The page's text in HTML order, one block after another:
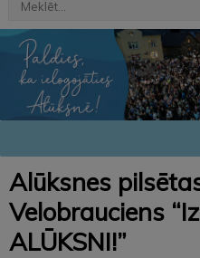
Alūksnes
Velobrauciens
ALŪKSNI!”